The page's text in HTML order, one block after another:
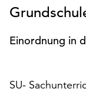
Dafür
Ihnen
der
Einordnung in
SU-